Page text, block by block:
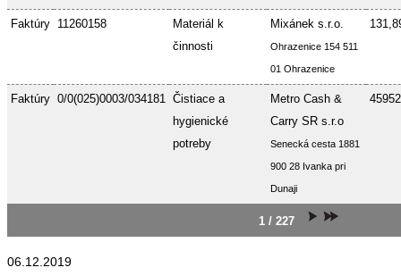
Faktúry 11260158
Materiál k
činnosti
Mixánek s.r.o.
Ohrazenice 154 511
01 Ohrazenice
Faktúry 0/0(025)0003/034181 Čistiace a
hygienické
potreby
Metro Cash &
Carry SR s.r.o
Senecká cesta 1881
900 28 Ivanka pri
Dunaji
1 / 227
06.12.2019